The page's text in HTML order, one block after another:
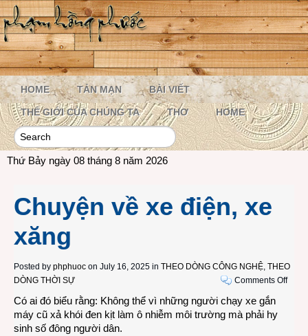
HOME TẢN MẠN BÀI VIẾT
THẾ GIỚI CỦA CHÚNG TA THƠ HOME
Thứ Bảy ngày 08 tháng 8 năm 2026
Chuyện về xe điện, xe
xăng
Posted by phphuoc on July 16, 2025 in THEO DÒNG CÔNG NGHỆ, THEO
DÒNG THỜI SỰ
Comments Offon
Có ai đó biểu rằng: Không thể vì những người chạy xe gắn
máy cũ xả khói đen kịt làm ô nhiễm môi trường mà phải hy
sinh số đông người dân.